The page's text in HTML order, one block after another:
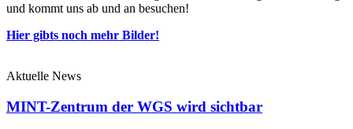
und kommt uns ab und an besuchen!
Hier gibts noch mehr Bilder!
Aktuelle News
MINT-Zentrum der WGS wird sichtbar